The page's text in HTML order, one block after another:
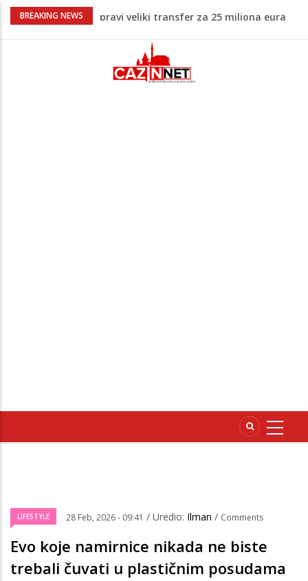
BREAKING NEWS
Psihijatrica: Ovo je greška koju većina
tinejdžerima
Ankara ograničava prolaz brodova kroz
Crno more zbog sve većih sigurnosnih
LIFESTYLE 28 Feb, 2026 - 09:41 / Uredio: Ilman / Comments
Evo koje namirnice nikada ne biste
trebali čuvati u plastičnim posudama